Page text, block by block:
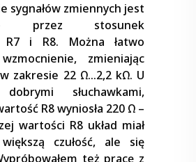
sygnałów zmiennych jest
przez stosunek
R7 i R8. Można łatwo
zmieniając
zakresie 22 Ω…2,2 kΩ. U
słuchawkami,
R8 wyniosła 220 Ω –
wartości R8 układ miał
czułość, ale się
też pracę z